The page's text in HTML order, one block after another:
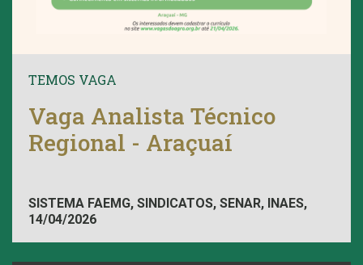
TEMOS VAGA
Vaga Analista Técnico
Regional - Araçuaí
SISTEMA FAEMG, SINDICATOS, SENAR, INAES,
FAEMG
14/04/2026